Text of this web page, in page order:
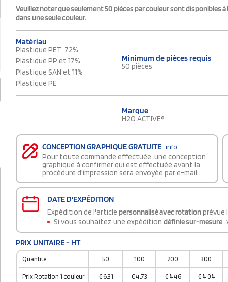
Veuillez noter que seulement 50 pièces par couleur sont
dans une seule couleur.
Matériau
Plastique PET, 72%
Plastique PP et 17%
Plastique SAN et 11%
Plastique PE
Minimum de pièces requis
50 pièces
Marque
H2O ACTIVE®
CONCEPTION GRAPHIQUE GRATUITE info
Pour toute commande effectuée, une conception
graphique à confirmer qui est effectuée avant la
procédure d'impression sera envoyée par e-mail.
DATE D'EXPÉDITION
Expédition de l'article personnalisé avec rotationprévue
Si vous souhaitez une expédition définie sur-mesure,
PRIX UNITAIRE - HT
Quantité 50 100 200 300
Prix Rotation 1 couleur €6,31 € 4,73 € 4,46 € 4,04